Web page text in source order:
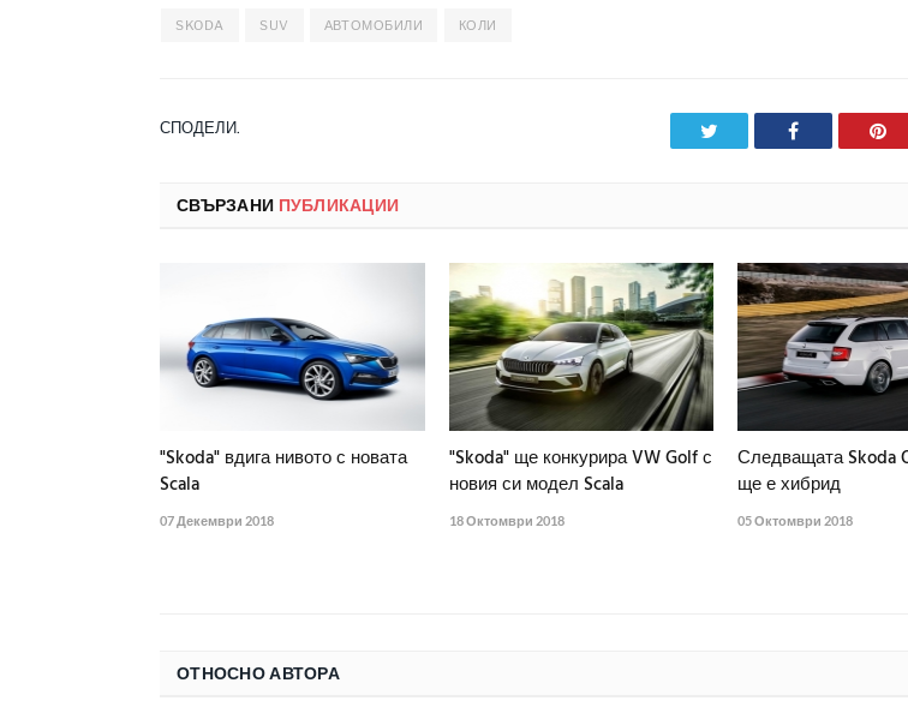
SKODA SUV АВТОМОБИЛИ КОЛИ
СПОДЕЛИ. Facebook
СВЪРЗАНИ ПУБЛИКАЦИИ
"Skoda" вдига нивото с новата
Scala
07 Декември 2018
"Skoda" ще конкурира VW Golf с
новия си модел Scala
18 Октомври 2018
Следващата Skoda
ще е хибрид
05 Октомври 2018
ОТНОСНО АВТОРА